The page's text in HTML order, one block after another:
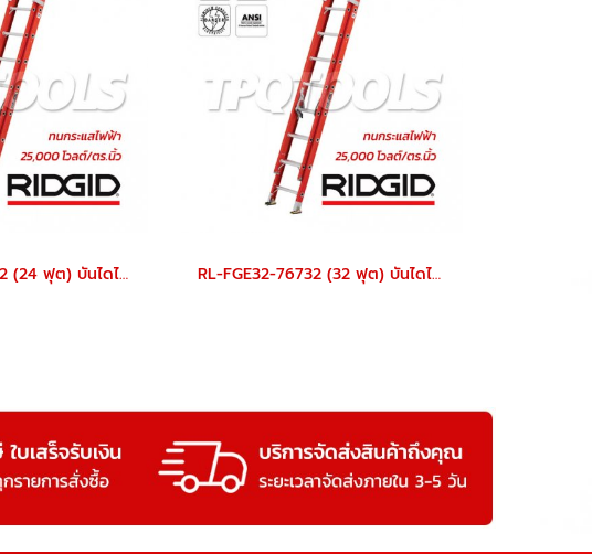
RL-FGE24-76722 (24 ฟุต) บันไดไฟเบอร์กลาส สไลด์เลื่อน 2 ตอน RL-FGE32-76732 (32 ฟุต) บันไดไฟเบอร์กลาส สไลด์เลื่อน 2 ตอน RL-FGE